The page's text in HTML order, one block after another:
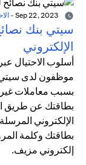
-
سيتي بنك
الإلكتروني
أسلوب الاحتيال
موظفون لدى سيتي
بسبب معاملات
بطاقتك عن طريق
الإلكتروني
بطاقتك وكلمة
إلكتروني مزيف.